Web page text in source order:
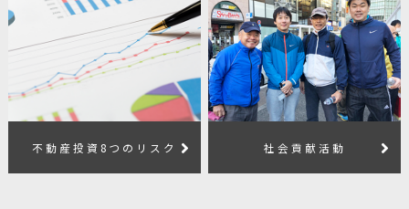
不動産投資8つのリスク 社会貢献活動